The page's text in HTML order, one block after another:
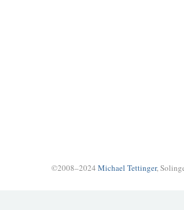
©2008–2024 Michael Tettinger,